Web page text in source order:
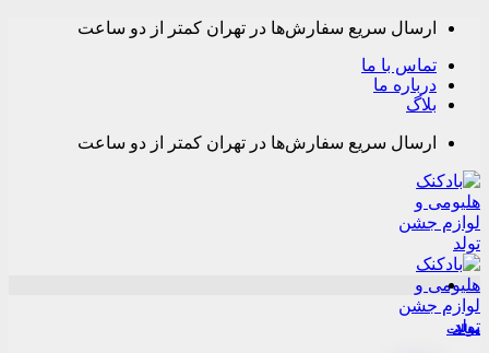
Skip
content
ارسال سریع سفارش‌ها در تهران کمتر از دو ساعت
تماس با ما
درباره ما
بلاگ
ارسال سریع سفارش‌ها در تهران کمتر از دو ساعت
مقالات